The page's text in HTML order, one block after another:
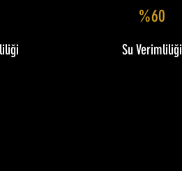
%60
Su Verimliliği